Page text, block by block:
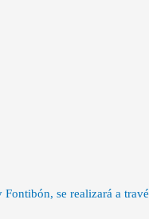
se realizará a